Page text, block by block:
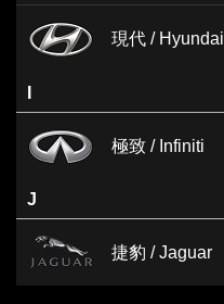
現代 / Hyundai
極致 / Infiniti
J
捷豹 / Jaguar